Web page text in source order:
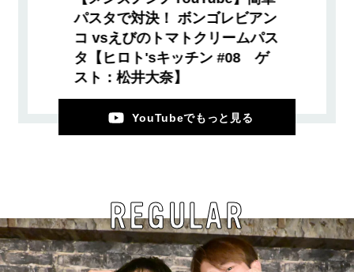
パスタで対決！ ボンゴレビアン
コ vsえびのトマトクリームパス
タ【ヒロト'sキッチン #08 ゲ
スト：松井大奈】
YouTubeでもっと見る
REGULAR